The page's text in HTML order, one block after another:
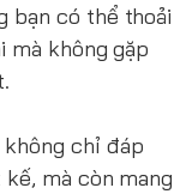
bạn có thể thoải
mà không gặp
không chỉ đáp
mà còn mang